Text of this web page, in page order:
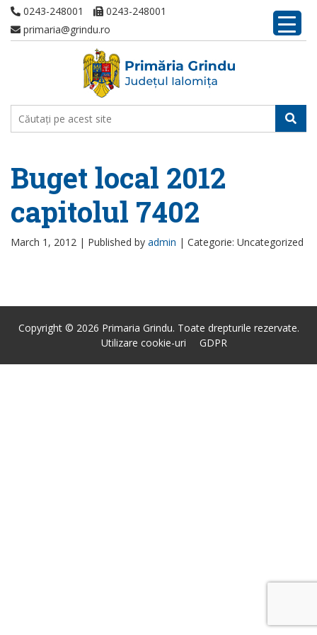
0243-248001
0243-248001
primaria@grindu.ro
Buget local 2012
capitolul 7402
March 1, 2012 | Published by admin | Categorie: Uncategorized
Copyright © 2026 Primaria Grindu. Toate drepturile rezervate.
Utilizare cookie-uri
GDPR